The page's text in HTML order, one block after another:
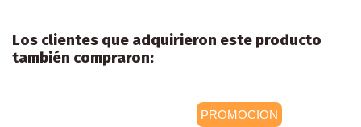
Los clientes que adquirieron este producto
también compraron:
PROMOCION